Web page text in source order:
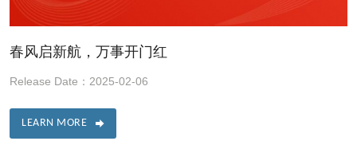
春风启新航，万事开门红
Release Date：2025-02-06
LEARN MORE